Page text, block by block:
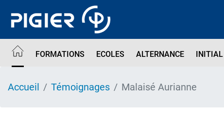
contenu
FORMATIONS ECOLES ALTERNANCE INITIAL
Accueil Témoignages Malaisé Aurianne